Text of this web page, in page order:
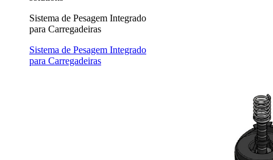
Sistema de Pesagem Integrado
para Carregadeiras
Sistema de Pesagem Integrado
para Carregadeiras